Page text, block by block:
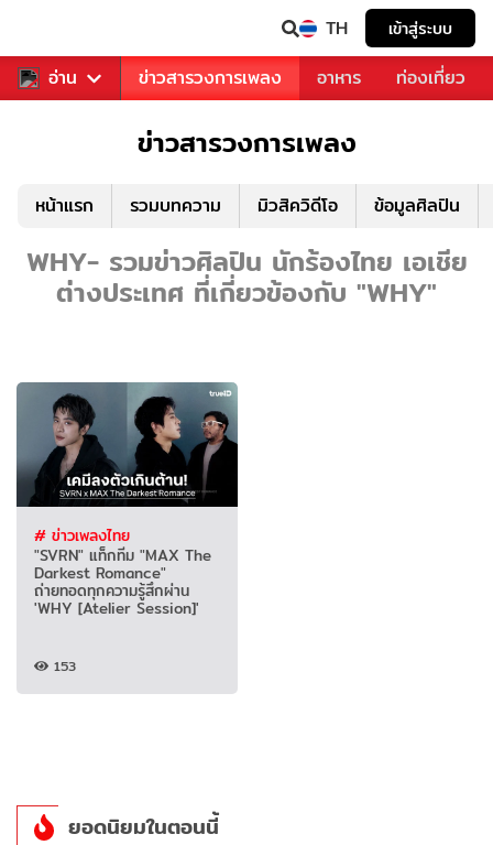
TH เข้าสู่ระบบ
อ่าน
ข่าวบันเทิง ข่าวสารวงการเพลง อาหาร ท่องเที่ยว
ข่าวสารวงการเพลง
หน้าแรก รวมบทความ มิวสิควิดีโอ ข้อมูลศิลปิน
WHY- รวมข่าวศิลปิน นักร้องไทย เอเชีย
ต่างประเทศ ที่เกี่ยวข้องกับ "WHY"
# ข่าวเพลงไทย
"SVRN" แท็กทีม "MAX The
Darkest Romance"
ถ่ายทอดทุกความรู้สึกผ่าน
'WHY [Atelier Session]'
153
ยอดนิยมในตอนนี้